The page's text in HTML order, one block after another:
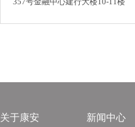
关于康安 新闻中心